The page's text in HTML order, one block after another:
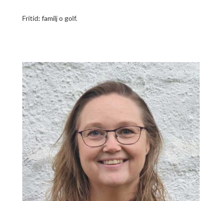
Fritid: familj o golf.